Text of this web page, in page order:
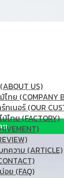
US)
ไทย (COMPANY
ทเนอร์ (OUR
ไทย (FACTORY)
ทความ (ARTICLE)
ย (FAQ)
ย